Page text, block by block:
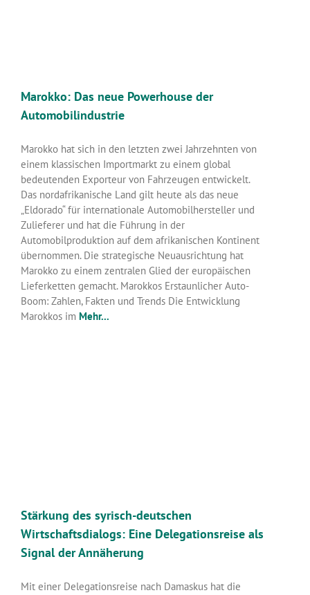
Marokko: Das neue Powerhouse der
Automobilindustrie
Marokko hat sich in den letzten zwei Jahrzehnten von
einem klassischen Importmarkt zu einem global
bedeutenden Exporteur von Fahrzeugen entwickelt.
Das nordafrikanische Land gilt heute als das neue
„Eldorado“ für internationale Automobilhersteller und
Zulieferer und hat die Führung in der
Automobilproduktion auf dem afrikanischen Kontinent
übernommen. Die strategische Neuausrichtung hat
Marokko zu einem zentralen Glied der europäischen
Lieferketten gemacht. Marokkos Erstaunlicher Auto-
Boom: Zahlen, Fakten und Trends Die Entwicklung
Marokkos im Mehr...
Stärkung des syrisch-deutschen
Wirtschaftsdialogs: Eine Delegationsreise als
Signal der Annäherung
Mit einer Delegationsreise nach Damaskus hat die